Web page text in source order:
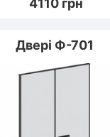
Двері Ф-701